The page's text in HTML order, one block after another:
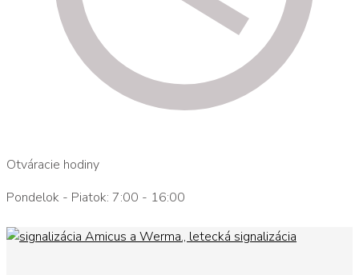
Otváracie hodiny
Pondelok - Piatok: 7:00 - 16:00